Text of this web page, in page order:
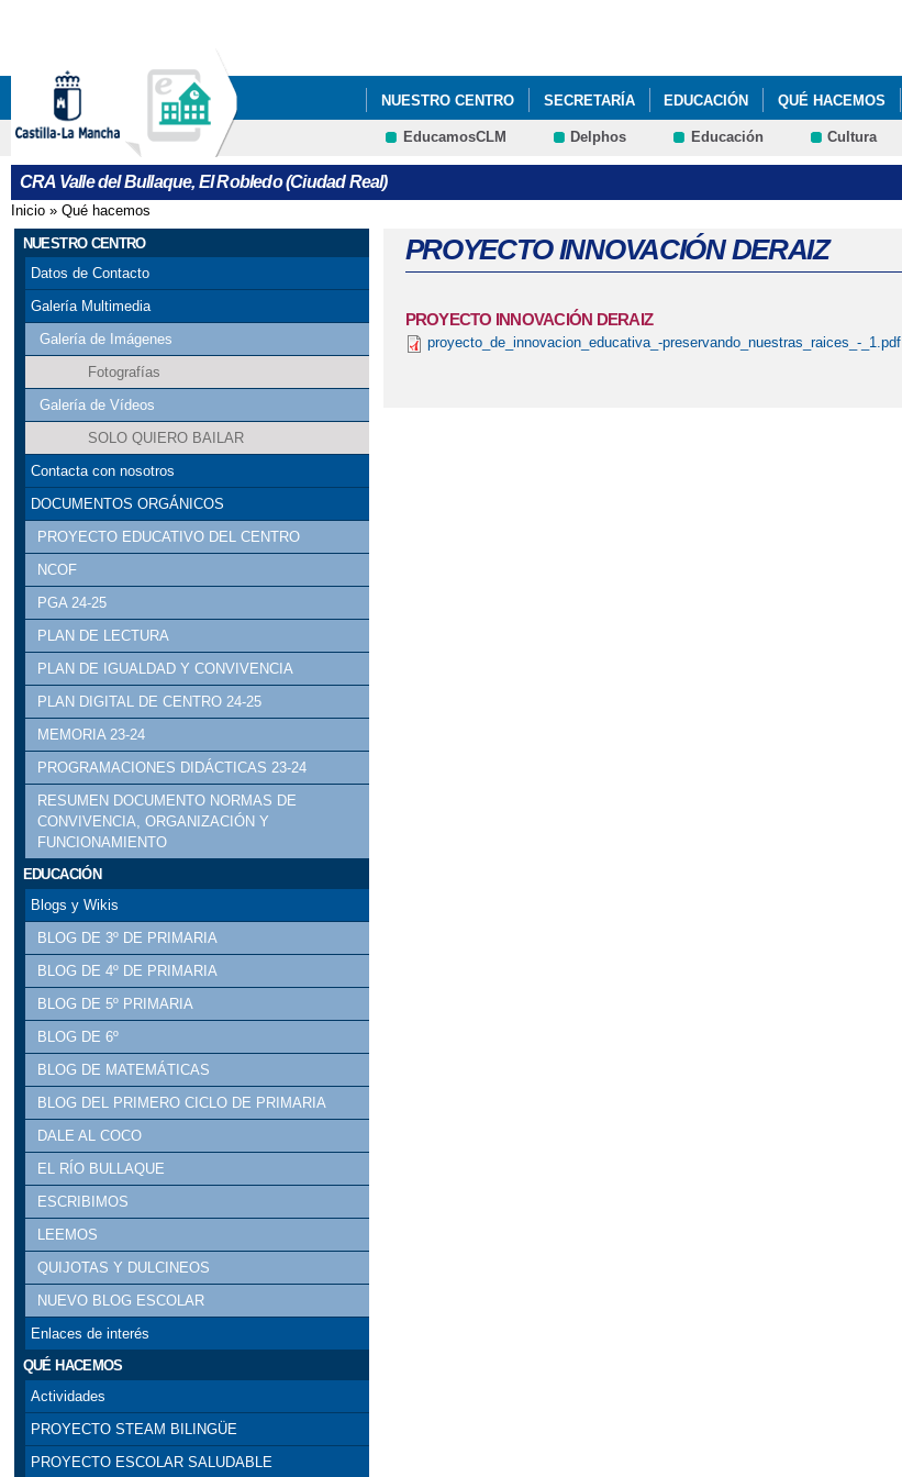
NUESTRO CENTRO SECRETARÍA EDUCACIÓN QUÉ HACEMOS
LIBROS TEXTO CRA VALLE DEL BULLAQUE 2024-2025
EducamosCLM Delphos Educación Cultura
CRA Valle del Bullaque, El Robledo (Ciudad Real)
Se encuentra usted aquí
Inicio » Qué hacemos
NUESTRO CENTRO
Datos de Contacto
Galería Multimedia
Galería de Imágenes
Fotografías
Galería de Vídeos
SOLO QUIERO BAILAR
Contacta con nosotros
DOCUMENTOS ORGÁNICOS
PROYECTO EDUCATIVO DEL CENTRO
NCOF
PGA 24-25
PLAN DE LECTURA
PLAN DE IGUALDAD Y CONVIVENCIA
PLAN DIGITAL DE CENTRO 24-25
MEMORIA 23-24
PROGRAMACIONES DIDÁCTICAS 23-24
RESUMEN DOCUMENTO NORMAS DE
CONVIVENCIA, ORGANIZACIÓN Y
FUNCIONAMIENTO
EDUCACIÓN
Blogs y Wikis
BLOG DE 3º DE PRIMARIA
BLOG DE 4º DE PRIMARIA
BLOG DE 5º PRIMARIA
BLOG DE 6º
BLOG DE MATEMÁTICAS
BLOG DEL PRIMERO CICLO DE PRIMARIA
DALE AL COCO
EL RÍO BULLAQUE
ESCRIBIMOS
LEEMOS
QUIJOTAS Y DULCINEOS
NUEVO BLOG ESCOLAR
Enlaces de interés
QUÉ HACEMOS
Actividades
PROYECTO STEAM BILINGÜE
PROYECTO ESCOLAR SALUDABLE
PROYECTO INNOVACIÓN DERAIZ
PROYECTO INNOVACIÓN DERAIZ
proyecto_de_innovacion_educativa_-preservando_nuestras_raices_-_1.pdf